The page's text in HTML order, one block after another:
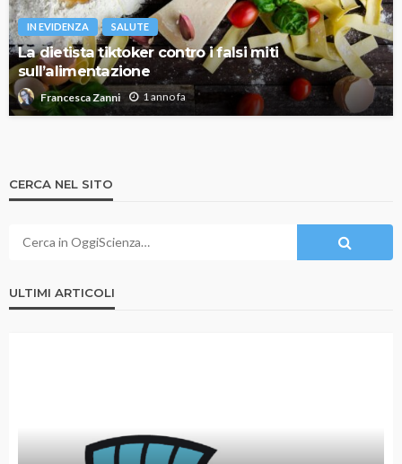
IN EVIDENZA SALUTE
La dietista tiktoker contro i falsi miti
sull’alimentazione
Francesca Zanni 1 anno fa
CERCA NEL SITO
ULTIMI ARTICOLI